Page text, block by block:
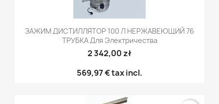
ЗАЖИМ ДИСТИЛЛЯТОР 100 Л НЕРЖАВЕЮЩИЙ 76
ТРУБКА Для Электричества
2 342,00 zł
569,97 €tax incl.